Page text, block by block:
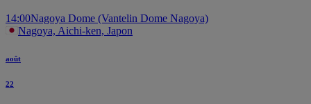
14:00Nagoya Dome (Vantelin Dome Nagoya)
Nagoya, Aichi-ken, Japon
août
22